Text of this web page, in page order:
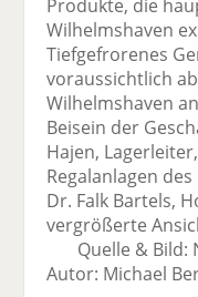
Produkte, die
Wilhelmshaven
Tiefgefrorenes
voraussichtlich
Wilhelmshaven
Beisein der
Hajen,
Regalanlagen
Dr. Falk Bartels,
vergrößerte
Quelle & Bild:
Autor: Michael